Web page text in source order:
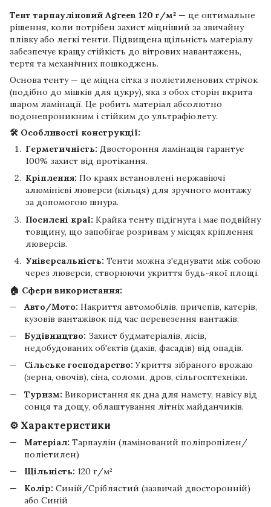
Тент тарпауліновий Agreen 120 г/м² — це оптимальне
рішення, коли потрібен захист міцніший за звичайну
плівку або легкі тенти. Підвищена щільність матеріалу
забезпечує кращу стійкість до вітрових навантажень,
тертя та механічних пошкоджень.
Основа тенту — це міцна сітка з поліетиленових стрічок
(подібно до мішків для цукру), яка з обох сторін вкрита
шаром ламінації. Це робить матеріал абсолютно
водонепроникним і стійким до ультрафіолету.
🛠 Особливості конструкції:
Герметичність: Двостороння ламінація гарантує
100% захист від протікання.
Кріплення: По краях встановлені нержавіючі
алюмінієві люверси (кільця) для зручного монтажу
за допомогою шнура.
Посилені краї: Крайка тенту підігнута і має подвійну
товщину, що запобігає розривам у місцях кріплення
люверсів.
Універсальність: Тенти можна з'єднувати між собою
через люверси, створюючи укриття будь-якої площі.
🏠 Сфери використання:
Авто/Мото: Накриття автомобілів, причепів, катерів,
кузовів вантажівок під час перевезення вантажів.
Будівництво: Захист будматеріалів, лісів,
недобудованих об'єктів (дахів, фасадів) від опадів.
Сільське господарство: Укриття зібраного врожаю
(зерна, овочів), сіна, соломи, дров, сільгосптехніки.
Туризм: Використання як дна для намету, навісу від
сонця та дощу, облаштування літніх майданчиків.
⚙️ Характеристики
Матеріал: Тарпаулін (ламінований поліпропілен/
поліетилен)
Щільність: 120 г/м²
Колір: Синій/Сріблястий (зазвичай двосторонній)
або Синій